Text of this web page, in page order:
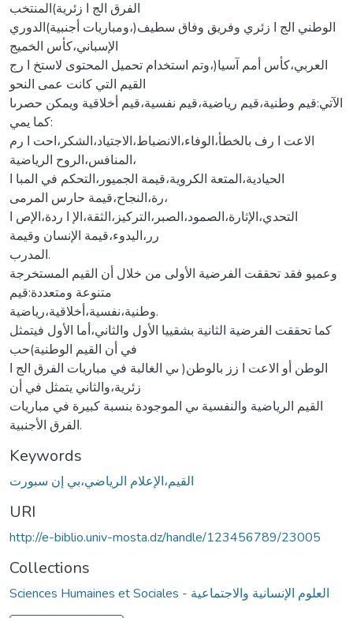
الفرق الج ا زئرية)المنتخب
الوطني الج ا زئري وفريق وفاق سطيف(،ومباريات أجنبية)الدوري
الإسباني،كأس الخميج
العربي،كأس أمم آسيا(،وتم استخدام تحميل المحتوى لاستخ ا رج
القيم التي كانت عمى النحو
الآتي:قيم وطنية،قيم رياضية،قيم نفسية،قيم أخلاقية ويمكن حصرىا
كما يمي:
الاعت ا رف بالخطأ،الوفاء،الانضباط،الاجتياد،الشكر،احت ا رم
المنافس،الروح الرياضية،
الحيادية،المتعة الكروية،قيمة الجميور،التحكم في المبا ا
رة،النجاح،قيمة حارس المرمى،
التحدي،الإثارة،الصمود،الصبر،التركيز،الثقة،الإ ا ردة،الإص ا
رر،اليدوء،قيمة الإنسان وقيمة
المدرب.
وعميو فقد تحققت الفرضية الأولى من خلال أن القيم المستخرجة
متنوعة ومتعددة:قيم
وطنية،نفسية،أخلاقية،رياضية.
كما تحققت الفرضية الثانية بشقييا الأول والثاني،أما الأول فيتمثل
في أن القيم الوطنية)حب
الوطن أو الاعت ا زز بالوطن( ىي الغالبة في مباريات الفرق الج ا
زئرية،والثاني يتمثل في أن
القيم الرياضية والنفسية ىي الموجودة بنسبة كبيرة في مباريات
الفرق الأجنبية.
Keywords
القيم،الإعلام الرياضي،بي إن سبورت
URI
http://e-biblio.univ-mosta.dz/handle/123456789/23005
Collections
Sciences Humaines et Sociales - العلوم الإنسانية والاجتماعية